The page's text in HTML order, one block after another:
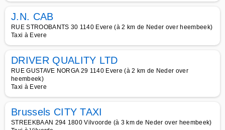
J.N. CAB
RUE STROOBANTS 30 1140 Evere (à 2 km de Neder over heembeek)
Taxi à Evere
DRIVER QUALITY LTD
RUE GUSTAVE NORGA 29 1140 Evere (à 2 km de Neder over
heembeek)
Taxi à Evere
Brussels CITY TAXI
STREEKBAAN 294 1800 Vilvoorde (à 3 km de Neder over heembeek)